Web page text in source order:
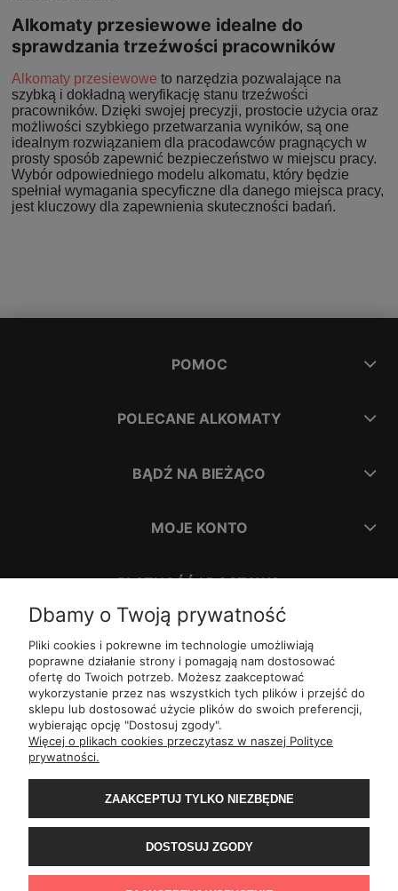
Alkomaty przesiewowe idealne do
sprawdzania trzeźwości pracowników
Alkomaty przesiewowe to narzędzia pozwalające na
szybką i dokładną weryfikację stanu trzeźwości
pracowników. Dzięki swojej precyzji, prostocie użycia oraz
możliwości szybkiego przetwarzania wyników, są one
idealnym rozwiązaniem dla pracodawców pragnących w
prosty sposób zapewnić bezpieczeństwo w miejscu pracy.
Wybór odpowiedniego modelu alkomatu, który będzie
spełniał wymagania specyficzne dla danego miejsca pracy,
jest kluczowy dla zapewnienia skuteczności badań.
POMOC
POLECANE ALKOMATY
BĄDŹ NA BIEŻĄCO
MOJE KONTO
PŁATNOŚĆ I DOSTAWA
INFORMACJE
O NAS
ul. Romana Dmowskiego 1, 50-203
Wrocław
Św. Filipa 23/3, 31-150 Kraków
ul.Mielęckiego 10 lok 503,
Al.Jerozolimskie 81 lok 7.10, 02-001 Warszawa
Wały Piastowskie 1lok. 1508,80-855 Gdańsk
ul.Grochowa 4, 15-423 Białystok
ul.ul. 1-go Maja 13lok. 2,20-410 Lublin
Rejtana 49/6, 35-310 Rzeszów
ul.Franciszka z Asyżu 62, 93-479 Łódź
ul.Wiertnicza 115, 02-952 Warszawa
Dbamy o Twoją prywatność
Pliki cookies i pokrewne im technologie umożliwiają
poprawne działanie strony i pomagają nam dostosować
ofertę do Twoich potrzeb. Możesz zaakceptować
wykorzystanie przez nas wszystkich tych plików i przejść do
sklepu lub dostosować użycie plików do swoich preferencji,
wybierając opcję "Dostosuj zgody".
Więcej o plikach cookies przeczytasz w naszej Polityce
prywatności.
ZAAKCEPTUJ TYLKO NIEZBĘDNE
DOSTOSUJ ZGODY